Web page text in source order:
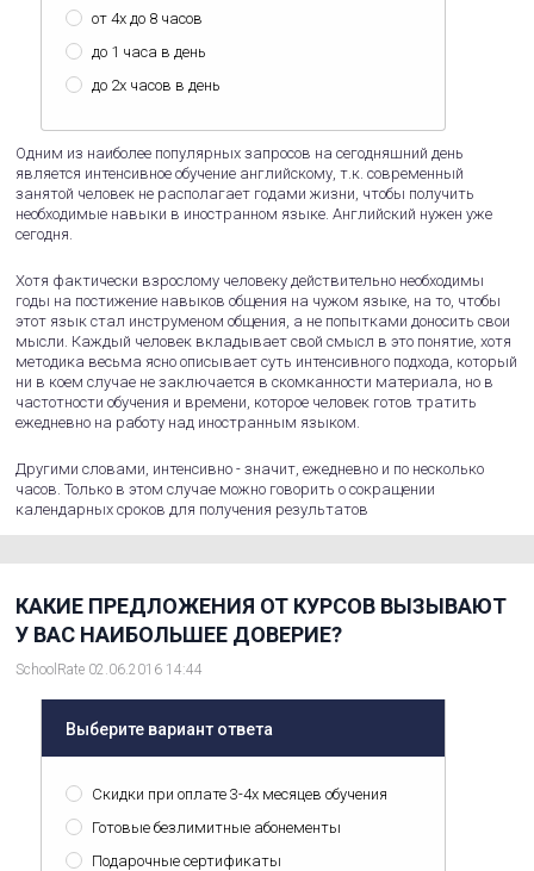
от 4х до 8 часов
до 1 часа в день
до 2х часов в день
Одним из наиболее популярных запросов на сегодняшний день
является интенсивное обучение английскому, т.к. современный
занятой человек не располагает годами жизни, чтобы получить
необходимые навыки в иностранном языке. Английский нужен уже
сегодня.
Хотя фактически взрослому человеку действительно необходимы
годы на постижение навыков общения на чужом языке, на то, чтобы
этот язык стал инструменом общения, а не попытками доносить свои
мысли. Каждый человек вкладывает свой смысл в это понятие, хотя
методика весьма ясно описывает суть интенсивного подхода, который
ни в коем случае не заключается в скомканности материала, но в
частотности обучения и времени, которое человек готов тратить
ежедневно на работу над иностранным языком.
Другими словами, интенсивно - значит, ежедневно и по несколько
часов. Только в этом случае можно говорить о сокращении
календарных сроков для получения результатов
КАКИЕ ПРЕДЛОЖЕНИЯ ОТ КУРСОВ ВЫЗЫВАЮТ
У ВАС НАИБОЛЬШЕЕ ДОВЕРИЕ?
SchoolRate 02.06.2016 14:44
Выберите вариант ответа
Скидки при оплате 3-4х месяцев обучения
Готовые безлимитные абонементы
Подарочные сертификаты